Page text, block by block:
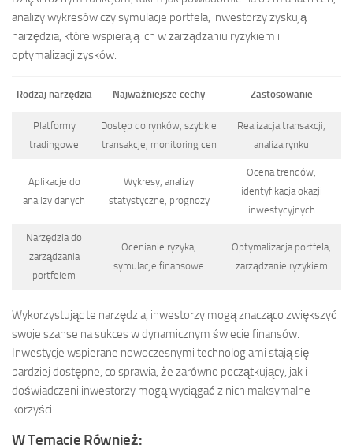
analizy wykresów czy symulacje portfela, inwestorzy zyskują
narzędzia, które wspierają ich w zarządzaniu ryzykiem i
optymalizacji zysków.
Rodzaj narzędzia Najważniejsze cechy Zastosowanie
Platformy
tradingowe
Dostęp do rynków, szybkie
transakcje, monitoring cen
Realizacja transakcji,
analiza rynku
Aplikacje do
analizy danych
Wykresy, analizy
statystyczne, prognozy
Ocena trendów,
identyfikacja okazji
inwestycyjnych
Narzędzia do
zarządzania
portfelem
Ocenianie ryzyka,
symulacje finansowe
Optymalizacja portfela,
zarządzanie ryzykiem
Wykorzystując te narzędzia, inwestorzy mogą znacząco zwiększyć
swoje szanse na sukces w dynamicznym świecie finansów.
Inwestycje wspierane nowoczesnymi technologiami stają się
bardziej dostępne, co sprawia, że zarówno początkujący, jak i
doświadczeni inwestorzy mogą wyciągać z nich maksymalne
korzyści.
W Temacie Również: